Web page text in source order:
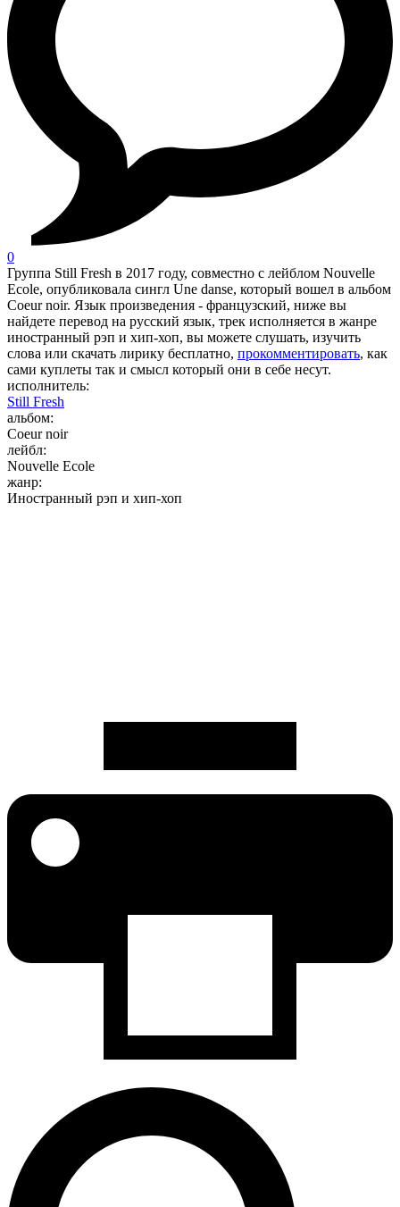
0
Группа Still Fresh в 2017 году, совместно с лейблом Nouvelle
Ecole, опубликовала сингл Une danse, который вошел в альбом
Coeur noir. Язык произведения - французский, ниже вы
найдете перевод на русский язык, трек исполняется в жанре
иностранный рэп и хип-хоп, вы можете слушать, изучить
слова или скачать лирику бесплатно, прокомментировать, как
сами куплеты так и смысл который они в себе несут.
исполнитель:
Still Fresh
альбом:
Coeur noir
лейбл:
Nouvelle Ecole
жанр:
Иностранный рэп и хип-хоп